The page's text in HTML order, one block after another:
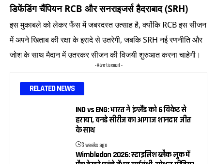
डिफेंडिंग चैंपियन RCB और सनराइजर्स हैदराबाद (SRH)
इस मुकाबले को लेकर फैंस में जबरदस्त उत्साह है, क्योंकि RCB इस सीजन
में अपने खिताब की रक्षा के इरादे से उतरेगी, जबकि SRH नई रणनीति और
जोश के साथ मैदान में उतरकर सीजन की विजयी शुरुआत करना चाहेगी।
- Advertisement -
RELATED NEWS
IND vs ENG: भारत ने इंग्लैंड को 6 विकेट से
हराया, वनडे सीरीज का आगाज शानदार जीत
के साथ
3 weeks ago
Wimbledon 2026: स्टाइलिश ब्लैक लुक में